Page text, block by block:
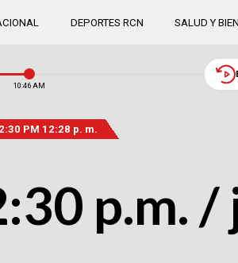
DEPORTES RCN SALUD Y
10:46 AM
PM 12:28 p. m.
p.m.